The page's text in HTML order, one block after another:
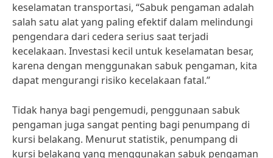
keselamatan transportasi, “Sabuk pengaman adalah
salah satu alat yang paling efektif dalam melindungi
pengendara dari cedera serius saat terjadi
kecelakaan. Investasi kecil untuk keselamatan besar,
karena dengan menggunakan sabuk pengaman, kita
dapat mengurangi risiko kecelakaan fatal.”
Tidak hanya bagi pengemudi, penggunaan sabuk
pengaman juga sangat penting bagi penumpang di
kursi belakang. Menurut statistik, penumpang di
kursi belakang yang menggunakan sabuk pengaman